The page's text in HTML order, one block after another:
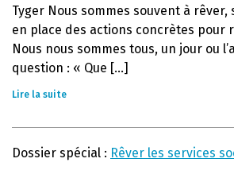
Tyger Nous sommes souvent à
en place des actions concrètes pour
Nous nous sommes tous, un jour ou
question : « Que [...]
Lire la suite
Dossier spécial : Rêver les services